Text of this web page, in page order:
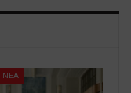
ΝΕΑ